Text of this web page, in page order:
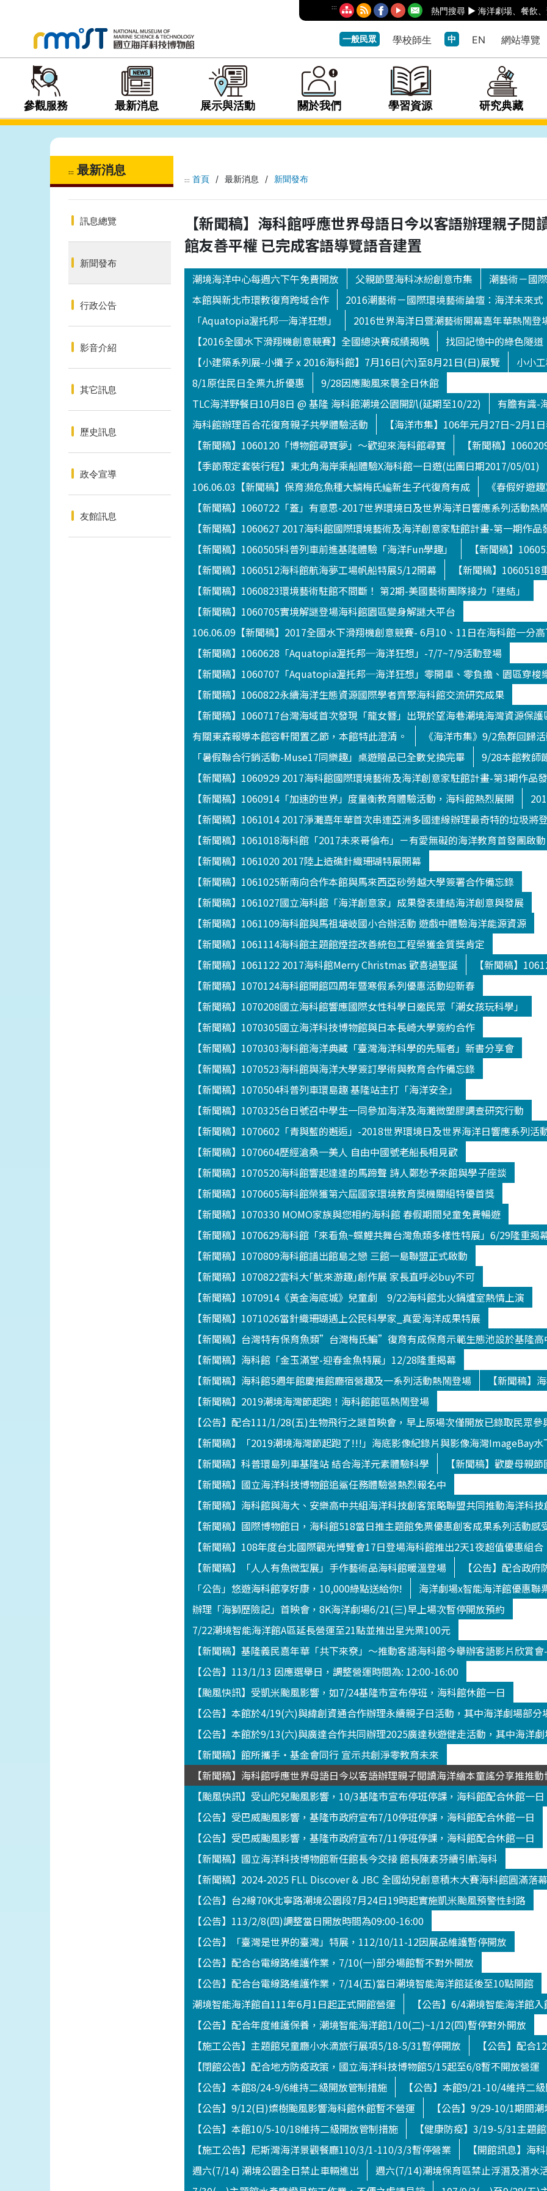
::: 熱門搜尋 ► 海洋劇場、 餐飲
一般民眾 學校師生 中 EN 網站導覽
參觀服務 最新消息 展示與活動 關於我們 學習資源 研究典藏
::: 最新消息
訊息總覽
新聞發布
行政公告
影音介紹
其它訊息
歷史訊息
政令宣導
友館訊息
::: 首頁 / 最新消息 / 新聞發布
【新聞稿】海科館呼應世界母語日今以客語辦理親子
館友善平權 已完成客語導覽語音建置
潮境海洋中心每週六下午免費開放 父親節暨海科冰紛創意市集 潮藝術－國
本館與新北市環教復育跨域合作
2016潮藝術－國際環境藝術論壇：海洋未來式
「Aquatopia渥托邦─海洋狂想」
2016世界海洋日暨潮藝術開幕嘉年華熱鬧登
【2016全國水下滑翔機創意競賽】全國總決賽成績揭曉
找回記憶中的綠色隧道
【小建築系列展-小攤子 x 2016海科館】7月16日(六)至8月21日(日)展覽
小小
8/1原住民日全票九折優惠
9/28因應颱風來襲全日休館
TLC海洋野餐日10月8日 @ 基隆 海科館潮境公園開趴(延期至10/22)
有膽有識-
海科館辦理百合花復育親子共學體驗活動
【海洋市集】106年元月27日~2月1
【新聞稿】1060120「博物館尋寶夢」～歡迎來海科館尋寶
【新聞稿】
【季節限定套裝行程】東北角海岸乘船體驗X海科館一日遊(出團日期2017/05/01)
106.06.03【新聞稿】保育瀕危魚種大鱗梅氏鳊新生子代復育有成
《春假好遊
【新聞稿】1060722「蓋」有意思-2017世界環境日及世界海洋日響應系列活動熱
【新聞稿】1060627 2017海科館國際環境藝術及海洋創意家駐館計畫-第一期作品
【新聞稿】1060505科普列車前進基隆體驗「海洋Fun學趣」
【新聞稿】
【新聞稿】1060512海科館航海夢工場帆船特展5/12開幕
【新聞稿】
【新聞稿】1060823環境藝術駐館不間斷！ 第2期-美國藝術團隊接力「連結」
【新聞稿】1060705實境解謎登場海科館園區變身解謎大平台
106.06.09【新聞稿】2017全國水下滑翔機創意競賽- 6月10、11日在海科館一分高
【新聞稿】1060628「Aquatopia渥托邦─海洋狂想」-7/7~7/9活動登場
【新聞稿】1060707「Aquatopia渥托邦─海洋狂想」零開車、零負擔、園區穿梭
【新聞稿】1060822永續海洋生態資源國際學者齊聚海科館交流研究成果
【新聞稿】1060717台灣海域首次發現「龍女簪」出現於望海巷潮境海灣資源保護
有關東森報導本館容軒閒置乙節，本館特此澄清。
《海洋市集》9/2魚群回歸
「暑假聯合行銷活動-Muse17同樂趣」桌遊贈品已全數兌換完畢
9/28本館教師
【新聞稿】1060929 2017海科館國際環境藝術及海洋創意家駐館計畫-第3期作品
【新聞稿】1060914「加速的世界」度量衡教育體驗活動，海科館熱烈展開
【新聞稿】1061014 2017淨灘嘉年華首次串連亞洲多國連線辦理最奇特的垃圾將
【新聞稿】1061018海科館「2017未來哥倫布」－有愛無礙的海洋教育首發團啟動
【新聞稿】1061020 2017陸上造礁針織珊瑚特展開幕
【新聞稿】1061025新南向合作本館與馬來西亞砂勞越大學簽署合作備忘錄
【新聞稿】1061027國立海科館「海洋創意家」成果發表連結海洋創意與發展
【新聞稿】1061109海科館與馬祖塘岐國小合辦活動 遊戲中體驗海洋能源資源
【新聞稿】1061114海科館主題館煙控改善統包工程榮獲金質獎肯定
【新聞稿】1061122 2017海科館Merry Christmas 歡喜過聖誕
【新聞稿】
【新聞稿】1070124海科館開館四周年暨寒假系列優惠活動迎新春
【新聞稿】1070208國立海科館響應國際女性科學日邀民眾「潮女孩玩科學」
【新聞稿】1070305國立海洋科技博物館與日本長崎大學簽約合作
【新聞稿】1070303海科館海洋典藏「臺灣海洋科學的先驅者」新書分享會
【新聞稿】1070523海科館與海洋大學簽訂學術與教育合作備忘錄
【新聞稿】1070504科普列車環島趣 基隆站主打「海洋安全」
【新聞稿】1070325台日號召中學生一同參加海洋及海灘微塑膠調查研究行動
【新聞稿】1070602「青與藍的邂逅」-2018世界環境日及世界海洋日響應系列活
【新聞稿】1070604歷經滄桑一美人 自由中國號老船長相見歡
【新聞稿】1070520海科館響起達達的馬蹄聲 詩人鄭愁予來館與學子座談
【新聞稿】1070605海科館榮獲第六屆國家環境教育獎機關組特優首獎
【新聞稿】1070330 MOMO家族與您相約海科館 春假期間兒童免費暢遊
【新聞稿】1070629海科館「來看魚~蝶鯉共舞台灣魚類多樣性特展」6/29隆重揭
【新聞稿】1070809海科館譜出館島之戀 三館一島聯盟正式啟動
【新聞稿】1070822雲科大｢魷來游趣｣創作展 家長直呼必buy不可
【新聞稿】1070914《黃金海底城》兒童劇 9/22海科館北火鍋爐室熱情上演
【新聞稿】1071026當針織珊瑚遇上公民科學家_真愛海洋成果特展
【新聞稿】台灣特有保育魚類”台灣梅氏鯿”復育有成保育示範生態池設於基隆高
【新聞稿】海科館「金玉滿堂-迎春金魚特展」12/28隆重揭幕
【新聞稿】海科館5週年館慶推館廳宿營趣及一系列活動熱鬧登場
【新聞稿】
【新聞稿】2019潮境海灣節起跑！海科館館區熱鬧登場
【公告】配合111/1/28(五)生物飛行之謎首映會，早上原場次僅開放已錄取民眾參
【新聞稿】「2019潮境海灣節起跑了!!!」海底影像紀錄片與影像海灣ImageBay
【新聞稿】科普環島列車基隆站 結合海洋元素體驗科學
【新聞稿】歡慶母親
【新聞稿】國立海洋科技博物館追鯊任務體驗營熱烈報名中
【新聞稿】海科館與海大、安樂高中共組海洋科技創客策略聯盟共同推動海洋科
【新聞稿】國際博物館日，海科館518當日推主題館免票優惠創客成果系列活動感
【新聞稿】108年度台北國際觀光博覽會17日登場海科館推出2天1夜超值優惠組合
【新聞稿】「人人有魚微型展」手作藝術品海科館暖溫登場
【公告】配合政
「公告」悠遊海科館享好康，10,000綠點送給你!
海洋劇場x智能海洋館優惠聯
辦理「海獅歷險記」首映會，8K海洋劇場6/21(三)早上場次暫停開放預約
7/22潮境智能海洋館A區延長營運至21點並推出星光票100元
【新聞稿】基隆義民嘉年華「共下來尞」～推動客語海科館今舉辦客語影片欣賞會
【公告】113/1/13 因應選舉日，調整營運時間為: 12:00-16:00
【颱風快訊】受凱米颱風影響，如7/24基隆市宣布停班，海科館休館一日
【公告】本館於4/19(六)與緯創資通合作辦理永續親子日活動，其中海洋劇場部分
【公告】本館於9/13(六)與廣達合作共同辦理2025廣達秋遊健走活動，其中海洋
【新聞稿】館所攜手‧基金會同行 宣示共創淨零教育未來
【新聞稿】海科館呼應世界母語日今以客語辦理親子閱讀海洋繪本童謠分享推推
【颱風快訊】受山陀兒颱風影響，10/3基隆市宣布停班停課，海科館配合休館一日
【公告】受巴威颱風影響，基隆市政府宣布7/10停班停課，海科館配合休館一日
【公告】受巴威颱風影響，基隆市政府宣布7/11停班停課，海科館配合休館一日
【新聞稿】國立海洋科技博物館新任館長今交接 館長陳素芬續引航海科
【新聞稿】2024-2025 FLL Discover & JBC 全國幼兒創意積木大賽海科館圓滿落
【公告】台2線70K北寧路潮境公園段7月24日19時起實施凱米颱風預警性封路
【公告】113/2/8(四)調整當日開放時間為09:00-16:00
【公告】「臺灣是世界的臺灣」特展，112/10/11-12因展品維護暫停開放
【公告】配合台電線路維護作業，7/10(一)部分場館暫不對外開放
【公告】配合台電線路維護作業，7/14(五)當日潮境智能海洋館延後至10點開館
潮境智能海洋館自111年6月1日起正式開館營運
【公告】6/4潮境智能海洋館
【公告】配合年度維護保養，潮境智能海洋館1/10(二)~1/12(四)暫停對外開放
【施工公告】主題館兒童廳小水滴旅行展項5/18-5/31暫停開放
【公告】配合
【閉館公告】配合地方防疫政策，國立海洋科技博物館5/15起至6/8暫不開放營運
【公告】本館8/24-9/6維持二級開放管制措施
【公告】本館9/21-10/4維持二
【公告】9/12(日)燦樹颱風影響海科館休館暫不營運
【公告】9/29-10/1期間
【公告】本館10/5-10/18維持二級開放管制措施
【健康防疫】3/19-5/31主題
【施工公告】尼斯灣海洋景觀餐廳110/3/1-110/3/3暫停營業
【開館訊息】海
週六(7/14) 潮境公園全日禁止車輛進出
週六(7/14)潮境保育區禁止浮潛及潛水